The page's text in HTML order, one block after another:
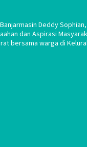
Deddy
dan Aspirasi
bersama warga di